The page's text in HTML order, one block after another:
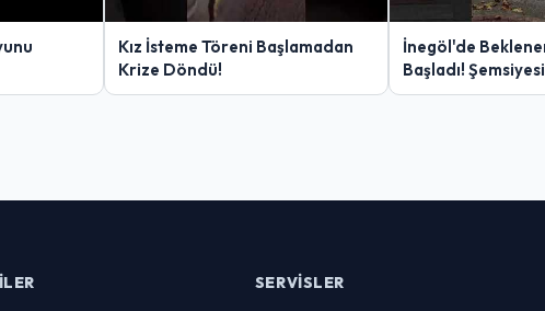
Kız İsteme Töreni Başlamadan
Krize Döndü!
İnegöl'de
Başladı!
Yakalananlar Zor
SERVISLER